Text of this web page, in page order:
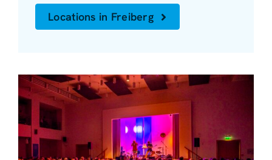
Locations in Freiberg